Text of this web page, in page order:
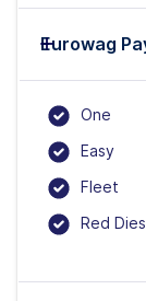
Eurowag
One
Easy
Fleet
Red